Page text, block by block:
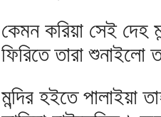
কেমন করিয়া সেই দেহ
ফিরিতে তারা শুনাইলো
মন্দির হইতে পালাইয়া